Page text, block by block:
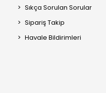
Sıkça Sorulan Sorular
Sipariş Takip
Havale Bildirimleri